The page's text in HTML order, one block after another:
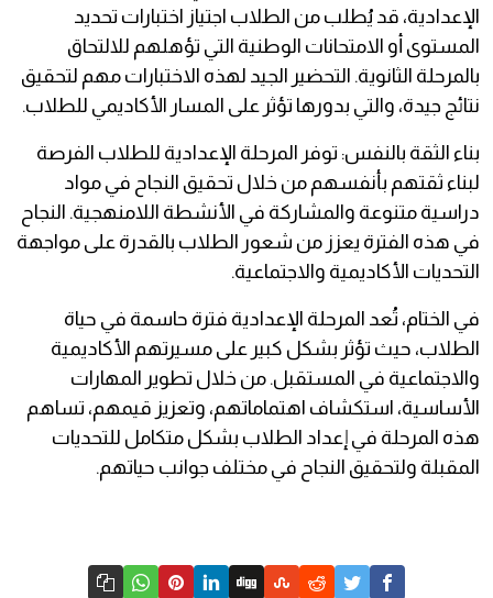
الإعدادية، قد يُطلب من الطلاب اجتياز اختبارات تحديد
المستوى أو الامتحانات الوطنية التي تؤهلهم للالتحاق
بالمرحلة الثانوية. التحضير الجيد لهذه الاختبارات مهم لتحقيق
نتائج جيدة، والتي بدورها تؤثر على المسار الأكاديمي للطلاب.
بناء الثقة بالنفس: توفر المرحلة الإعدادية للطلاب الفرصة
لبناء ثقتهم بأنفسهم من خلال تحقيق النجاح في مواد
دراسية متنوعة والمشاركة في الأنشطة اللامنهجية. النجاح
في هذه الفترة يعزز من شعور الطلاب بالقدرة على مواجهة
التحديات الأكاديمية والاجتماعية.
في الختام، تُعد المرحلة الإعدادية فترة حاسمة في حياة
الطلاب، حيث تؤثر بشكل كبير على مسيرتهم الأكاديمية
والاجتماعية في المستقبل. من خلال تطوير المهارات
الأساسية، استكشاف اهتماماتهم، وتعزيز قيمهم، تساهم
هذه المرحلة في إعداد الطلاب بشكل متكامل للتحديات
المقبلة ولتحقيق النجاح في مختلف جوانب حياتهم.